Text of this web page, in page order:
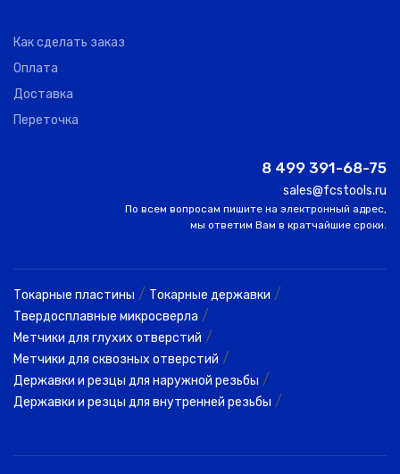
Как сделать заказ
Оплата
Доставка
Переточка
8 499 391-68-75
sales@fcstools.ru
По всем вопросам пишите на электронный адрес,
мы ответим Вам в кратчайшие сроки.
Токарные пластины / Токарные державки /
Твердосплавные микросверла /
Метчики для глухих отверстий /
Метчики для сквозных отверстий /
Державки и резцы для наружной резьбы /
Державки и резцы для внутренней резьбы /